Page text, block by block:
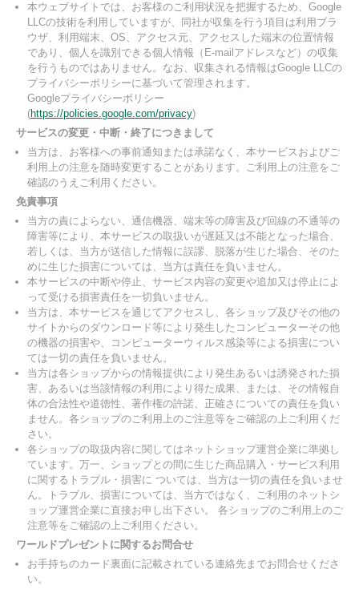
本ウェブサイトでは、お客様のご利用状況を把握するため、Google
LLCの技術を利用していますが、同社が収集を行う項目は利用ブラ
ウザ、利用端末、OS、アクセス元、アクセスした端末の位置情報
であり、個人を識別できる個人情報（E-mailアドレスなど）の収集
を行うものではありません。なお、収集される情報はGoogle LLCの
プライバシーポリシーに基づいて管理されます。
Googleプライバシーポリシー
(https://policies.google.com/privacy)
サービスの変更・中断・終了につきまして
当方は、お客様への事前通知または承諾なく、本サービスおよびご
利用上の注意を随時変更することがあります。ご利用上の注意をご
確認のうえご利用ください。
免責事項
当方の責によらない、通信機器、端末等の障害及び回線の不通等の
障害等により、本サービスの取扱いが遅延又は不能となった場合、
若しくは、当方が送信した情報に誤謬、脱落が生じた場合、そのた
めに生じた損害については、当方は責任を負いません。
本サービスの中断や停止、サービス内容の変更や追加又は停止によ
って受ける損害責任を一切負いません。
当方は、本サービスを通じてアクセスし、各ショップ及びその他の
サイトからのダウンロード等により発生したコンピューターその他
の機器の損害や、コンピューターウィルス感染等による損害につい
ては一切の責任を負いません。
当方は各ショップからの情報提供により発生あるいは誘発された損
害、あるいは当該情報の利用により得た成果、または、その情報自
体の合法性や道徳性、著作権の許諾、正確さについての責任を負い
ません。各ショップのご利用上のご注意等をご確認の上ご利用くだ
さい。
各ショップの取扱内容に関してはネットショップ運営企業に準拠し
ています。万一、ショップとの間に生じた商品購入・サービス利用
に関するトラブル・損害に ついては、当方は一切の責任を負いませ
ん。トラブル、損害については、当方ではなく、ご利用のネットシ
ョップ運営企業に直接お申し出下さい。 各ショップのご利用上のご
注意等をご確認の上ご利用ください。
ワールドプレゼントに関するお問合せ
お手持ちのカード裏面に記載されている連絡先までお問合せくださ
い。